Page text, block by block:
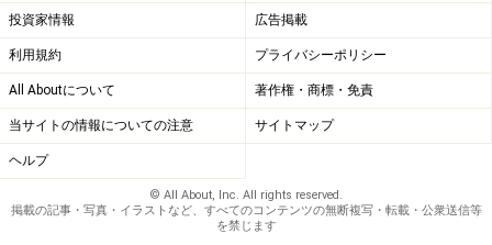
投資家情報 広告掲載
利用規約 プライバシーポリシー
All Aboutについて 著作権・商標・免責
当サイトの情報についての注意 サイトマップ
ヘルプ
© All About, Inc. All rights reserved.
掲載の記事・写真・イラストなど、すべてのコンテンツの無断複写・転載・公衆送信等
を禁じます